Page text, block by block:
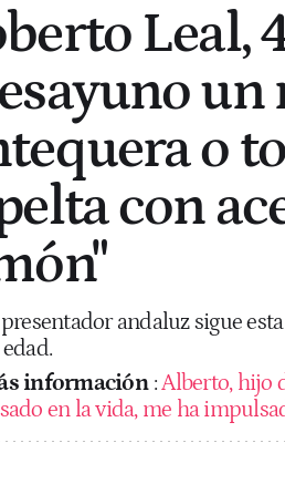
Leal,
un
o
con
andaluz sigue
información :Alberto, hijo
en la vida, me ha